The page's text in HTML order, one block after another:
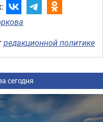
редакционной политике
сегодня